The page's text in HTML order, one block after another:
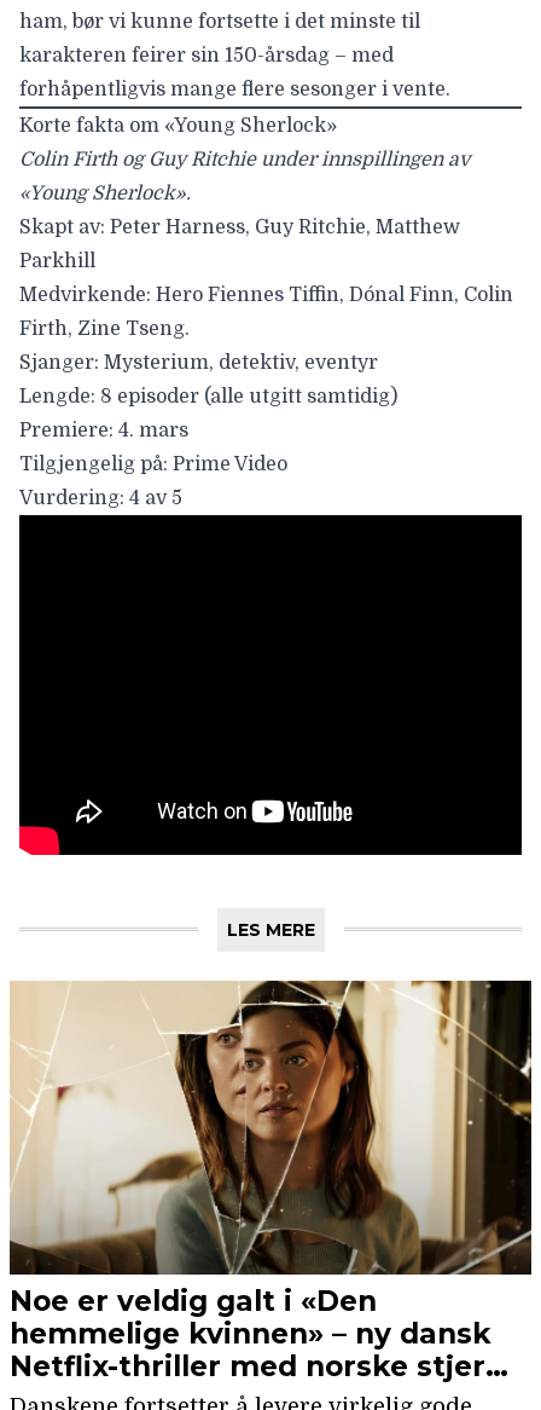
ham, bør vi kunne fortsette i det minste til
karakteren feirer sin 150-årsdag – med
forhåpentligvis mange flere sesonger i vente.
Korte fakta om «Young Sherlock»
Colin Firth og Guy Ritchie under innspillingen av
«Young Sherlock».
Skapt av: Peter Harness, Guy Ritchie, Matthew
Parkhill
Medvirkende: Hero Fiennes Tiffin, Dónal Finn, Colin
Firth, Zine Tseng.
Sjanger: Mysterium, detektiv, eventyr
Lengde: 8 episoder (alle utgitt samtidig)
Premiere: 4. mars
Tilgjengelig på: Prime Video
Vurdering: 4 av 5
LES MERE